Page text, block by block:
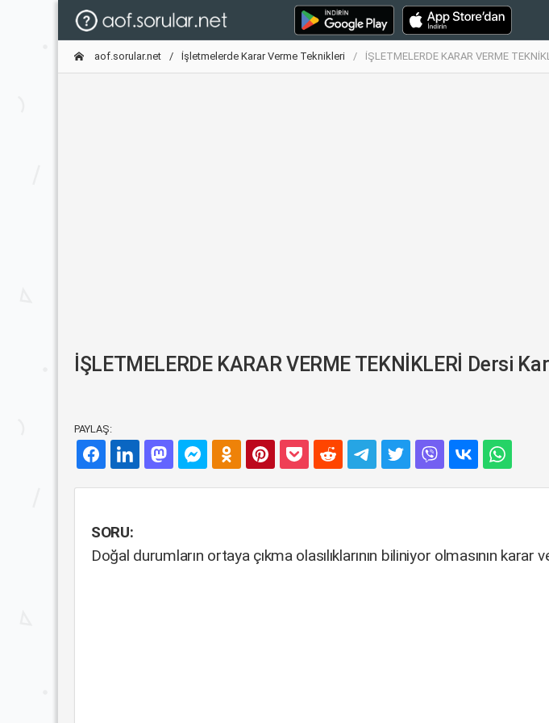
aof.sorular.net İşletmelerde Karar Verme Teknikleri İŞLETMELERDE KARAR VERME
İŞLETMELERDE KARAR VERME TEKNİKLERİ Dersi
PAYLAŞ:
SORU:
Doğal durumların ortaya çıkma olasılıklarının biliniyor olmasının